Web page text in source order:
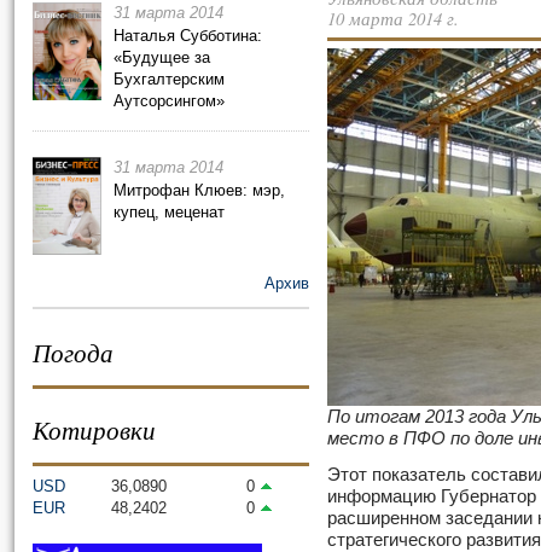
31 марта 2014
Наталья Субботина:
«Будущее за
Бухгалтерским
Аутсорсингом»
31 марта 2014
Митрофан Клюев: мэр,
купец, меценат
Архив
Погода
Котировки
USD 36,0890
0
EUR
48,2402 0
10 марта 2014 г.
По итогам 2013 года
место в ПФО по доле
Этот показатель
информацию Губернатор
расширенном заседании
стратегического